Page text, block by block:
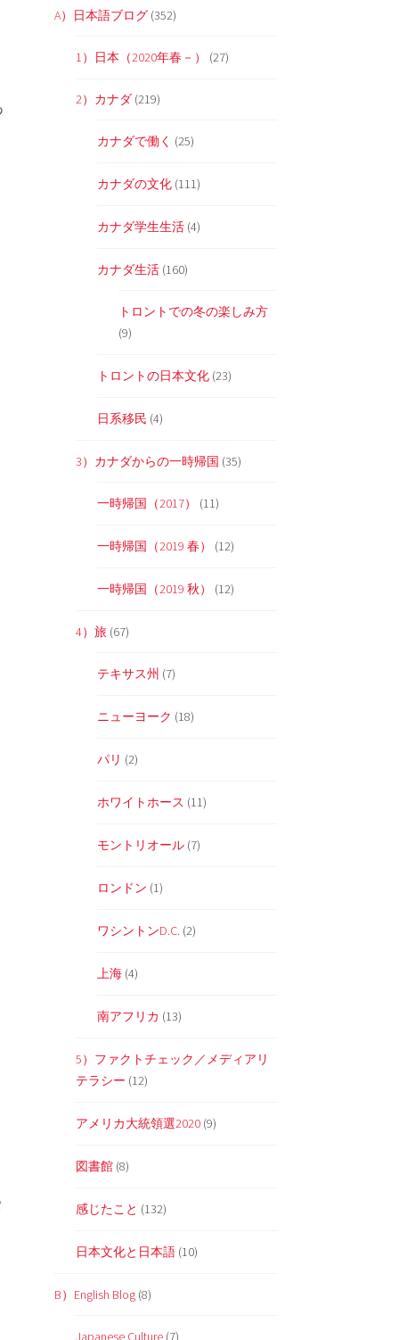
A）日本語ブログ (352)
1）日本（2020年春－） (27)
2）カナダ (219)
カナダで働く (25)
カナダの文化 (111)
カナダ学生生活 (4)
カナダ生活 (160)
トロントでの冬の楽しみ方
(9)
トロントの日本文化 (23)
日系移民 (4)
3）カナダからの一時帰国 (35)
一時帰国（2017） (11)
一時帰国（2019 春） (12)
一時帰国（2019 秋） (12)
4）旅 (67)
テキサス州 (7)
ニューヨーク (18)
パリ (2)
ホワイトホース (11)
モントリオール (7)
ロンドン (1)
ワシントンD.C. (2)
上海 (4)
南アフリカ (13)
5）ファクトチェック／メディアリ
テラシー (12)
アメリカ大統領選2020 (9)
図書館 (8)
感じたこと (132)
日本文化と日本語 (10)
B）English Blog (8)
Japanese Culture (7)